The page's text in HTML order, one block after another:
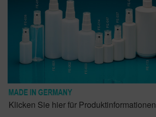
Klicken Sie hier für Produktinformationen